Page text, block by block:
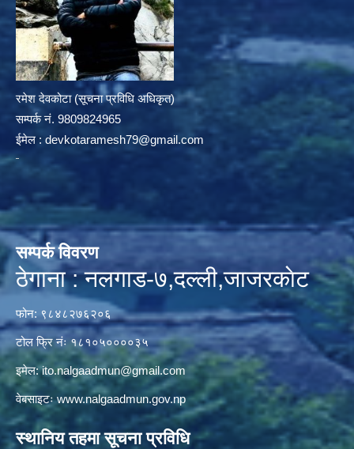
रमेश देवकोटा (सूचना प्रविधि अधिकृत)
सम्पर्क न‌ं. 9809824965
ईमेल : devkotaramesh79@gmail.com
सम्पर्क विवरण
ठेगाना : नलगाड-७,दल्ली,जाजरकाेट
फोन: ९८४८२७६२०६
टोल फ्रि नंः १८१०५००००३५
इमेल:ito.nalgaadmun@gmail.com
वेबसाइटःwww.nalgaadmun.gov.np
स्थानिय तहमा सूचना प्रविधि